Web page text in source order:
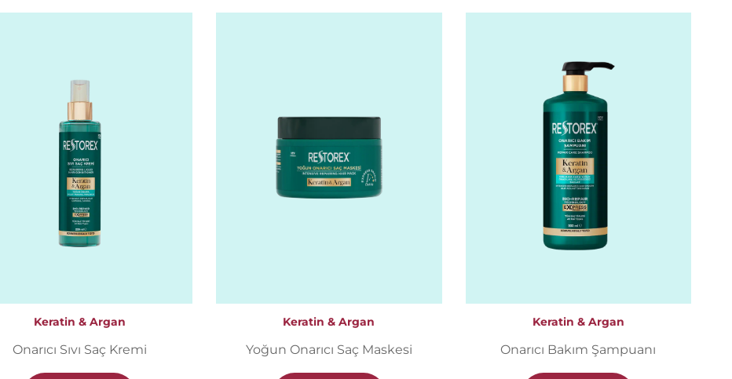
Keratin & Argan
Onarıcı Sıvı Saç Kremi
Keratin & Argan
Yoğun Onarıcı Saç Maskesi
Keratin & Argan
Onarıcı Bakım Şampuanı